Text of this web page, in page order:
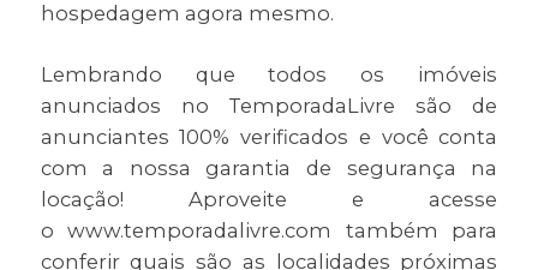
hospedagem agora mesmo.
Lembrando que todos os imóveis
anunciados no TemporadaLivre são de
anunciantes 100% verificados e você conta
com a nossa garantia de segurança na
locação! Aproveite e acesse
o www.temporadalivre.com também para
conferir quais são as localidades próximas